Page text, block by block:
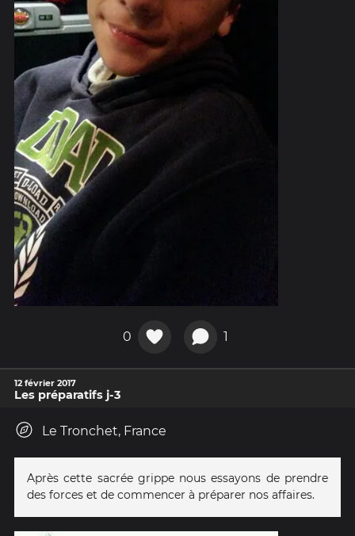
0 1
12 février 2017
Les préparatifs j-3
Le Tronchet, France
Après cette sacrée grippe nous essayons de prendre
des forces et de commencer à préparer nos affaires.